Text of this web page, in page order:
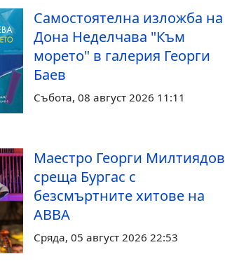
Самостоятелна изложба на
Дона Неделчава "Към
морето" в галерия Георги
Баев
Събота, 08 август 2026 11:11
Маестро Георги Милтиядов
среща Бургас с
безсмъртните хитове на
ABBA
Сряда, 05 август 2026 22:53